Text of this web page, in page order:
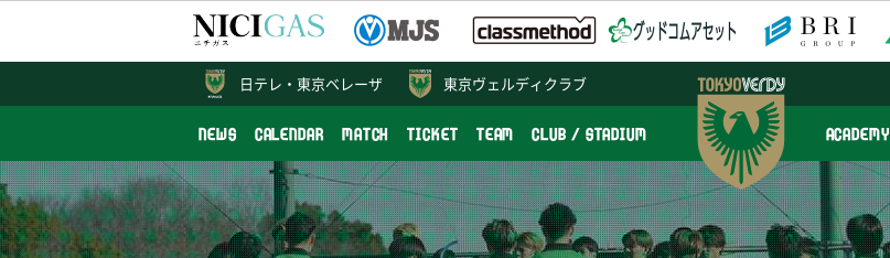
東京ヴェルディクラブ
NEWS CALENDAR MATCH TICKET TEAM CLUB / STADIUM ACADEMY
日テレ・ 東京ベレーザ